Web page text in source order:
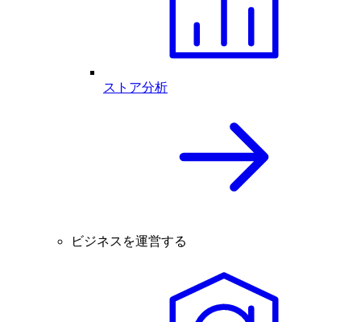
ストア分析
ビジネスを運営する